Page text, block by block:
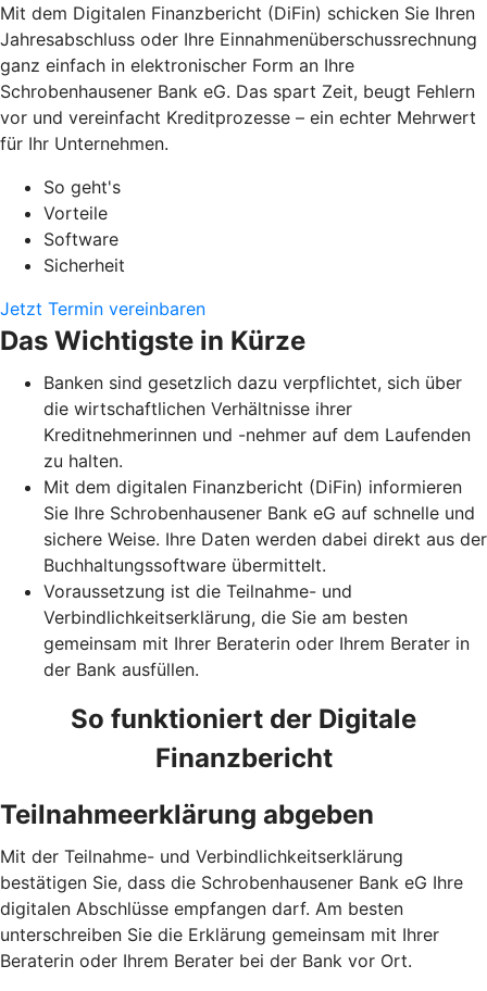
Mit dem Digitalen Finanzbericht (DiFin) schicken Sie Ihren
Jahresabschluss oder Ihre Einnahmenüberschussrechnung
ganz einfach in elektronischer Form an Ihre
Schrobenhausener Bank eG. Das spart Zeit, beugt Fehlern
vor und vereinfacht Kreditprozesse – ein echter Mehrwert
für Ihr Unternehmen.
So geht's
Vorteile
Software
Sicherheit
Jetzt Termin vereinbaren
Das Wichtigste in Kürze
Banken sind gesetzlich dazu verpflichtet, sich über
die wirtschaftlichen Verhältnisse ihrer
Kreditnehmerinnen und -nehmer auf dem Laufenden
zu halten.
Mit dem digitalen Finanzbericht (DiFin) informieren
Sie Ihre Schrobenhausener Bank eG auf schnelle und
sichere Weise. Ihre Daten werden dabei direkt aus der
Buchhaltungssoftware übermittelt.
Voraussetzung ist die Teilnahme- und
Verbindlichkeitserklärung, die Sie am besten
gemeinsam mit Ihrer Beraterin oder Ihrem Berater in
der Bank ausfüllen.
So funktioniert der Digitale
Finanzbericht
Teilnahmeerklärung abgeben
Mit der Teilnahme- und Verbindlichkeitserklärung
bestätigen Sie, dass die Schrobenhausener Bank eG Ihre
digitalen Abschlüsse empfangen darf. Am besten
unterschreiben Sie die Erklärung gemeinsam mit Ihrer
Beraterin oder Ihrem Berater bei der Bank vor Ort.